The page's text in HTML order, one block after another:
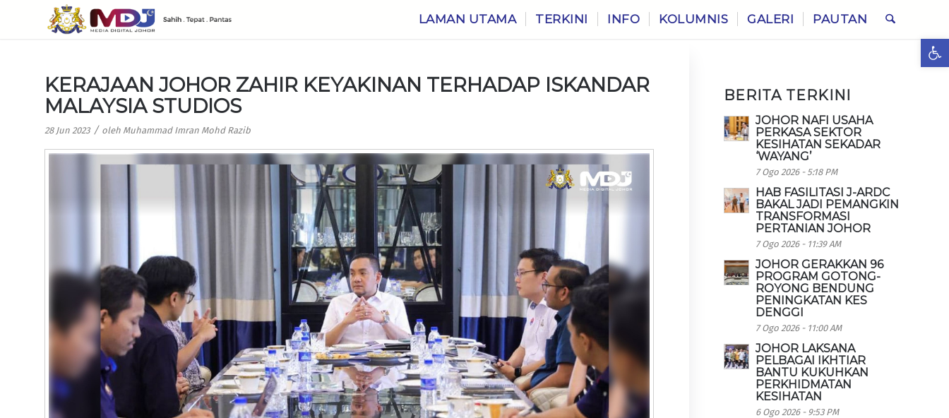
LAMAN UTAMA TERKINI INFO KOLUMNIS GALERI PAUTAN
KERAJAAN JOHOR ZAHIR KEYAKINAN TERHADAP ISKANDAR
MALAYSIA STUDIOS
28 Jun 2023 / oleh Muhammad Imran Mohd Razib
BERITA TERKINI
JOHOR NAFI USAHA
PERKASA SEKTOR
KESIHATAN SEKADAR
‘WAYANG’
7 Ogo 2026 - 5:18 PM
HAB FASILITASI J-ARDC
BAKAL JADI PEMANGKIN
TRANSFORMASI
PERTANIAN JOHOR
7 Ogo 2026 - 11:39 AM
JOHOR GERAKKAN 96
PROGRAM GOTONG-
ROYONG BENDUNG
PENINGKATAN KES
DENGGI
7 Ogo 2026 - 11:00 AM
JOHOR LAKSANA
PELBAGAI IKHTIAR
BANTU KUKUHKAN
PERKHIDMATAN
KESIHATAN
6 Ogo 2026 - 9:53 PM